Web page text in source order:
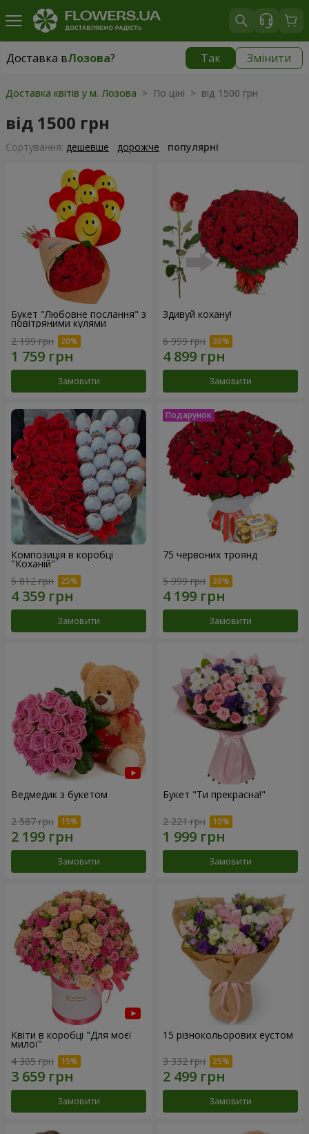
Доставка вЛозова? Так Змінити
Доставка вЛозова|
Доставка квітів у м. Лозова > По ціні > від 1500 грн
від 1500 грн
Сортування: дешевше дорожче популярні
Букет "Любовне послання" з
повітряними кулями
2 199 грн
Замовити
Здивуй кохану!
6 999 грн
Замовити
Композиція в коробці
"Коханій"
5 812 грн
Замовити
75 червоних троянд
5 999 грн
Замовити
Ведмедик з букетом
2 587 грн
Замовити
Букет "Ти прекрасна!"
2 221 грн
Замовити
Квіти в коробці "Для моєї
милої"
4 305 грн
Замовити
15 різнокольорових еустом
3 332 грн
Замовити